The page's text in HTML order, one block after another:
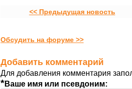
<< Предыдущая новость
Обсудить на форуме >>
Добавить комментарий
Для добавления комментария
*Ваше имя или псевдоним: